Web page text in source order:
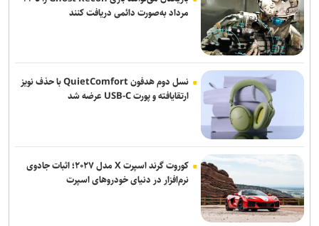
صادقی سرمربی ساپیا شد
واکنش باشگاه استقلال خوزستان به درگیری مدیرعامل و اعضای هیات
مدیره
مرداد به‌صورت دائمی دریافت کنند
نسل دوم هدفون QuietComfort با حذف نویز
ارتقایافته و پورت USB-C عرضه شد
کوروت گرند اسپرت X مدل ۲۰۲۷؛ اثبات جادوی
نرم‌افزار در دنیای خودروهای اسپرت